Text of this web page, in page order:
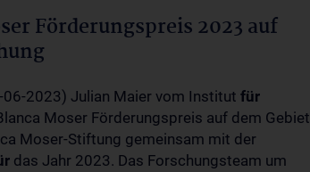
Förderungspreis 2023 auf
06-2023) Julian Maier vom Institut für
Moser Förderungspreis auf dem Gebiet
Moser-Stiftung gemeinsam mit der
das Jahr 2023. Das Forschungsteam um